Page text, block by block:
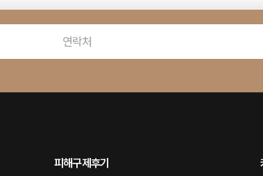
피해구제후기